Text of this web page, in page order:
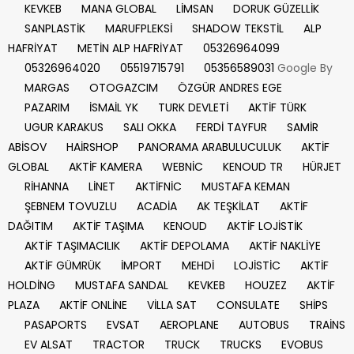
KEVKEB
MANA GLOBAL LİMSAN
DORUK GÜZELLİK
SANPLASTİK
MARUFPLEKSİ SHADOW TEKSTİL
ALP
HAFRİYAT
METİN ALP HAFRİYAT
05326964099
05326964020
05519715791 05356589031 Google By
MARGAS
OTOGAZCIM
ÖZGÜR ANDRES EGE
PAZARIM
İSMAİL YK TURK DEVLETİ
AKTİF TÜRK
UGUR KARAKUS
SALI OKKA FERDİ TAYFUR
SAMİR
ABİSOV
HAİRSHOP PANORAMA ARABULUCULUK
AKTİF
GLOBAL
AKTİF KAMERA WEBNİC KENOUD TR
HÜRJET
RİHANNA
LİNET AKTİFNİC
MUSTAFA KEMAN
ŞEBNEM TOVUZLU
ACADİA AK TEŞKİLAT
AKTİF
DAĞITIM
AKTİF TAŞIMA KENOUD
AKTİF LOJİSTİK
AKTİF TAŞIMACILIK
AKTİF DEPOLAMA
AKTİF NAKLİYE
AKTİF GÜMRÜK
İMPORT MEHDİ LOJİSTİC
AKTİF
HOLDİNG
MUSTAFA SANDAL KEVKEB HOUZEZ
AKTİF
PLAZA
AKTİF ONLİNE VİLLA SAT CONSULATE
SHİPS
PASAPORTS
EVSAT AEROPLANE AUTOBUS
TRAİNS
EV ALSAT
TRACTOR TRUCK TRUCKS
EVOBUS